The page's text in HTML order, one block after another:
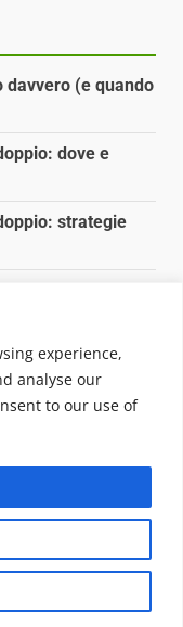
experience,
analyse our
to our use of
davvero (e quando
dove e
strategie
che
di Jws Media
in quanto
Non può
editoriale ai sensi
DarkNewsvon AF